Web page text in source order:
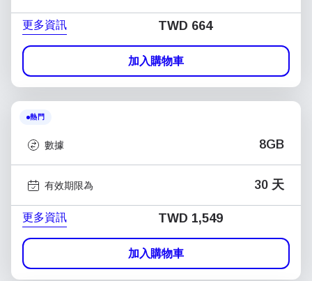
更多資訊 TWD 664
加入購物車
熱門
數據 8GB
有效期限為 30 天
更多資訊 TWD 1,549
加入購物車